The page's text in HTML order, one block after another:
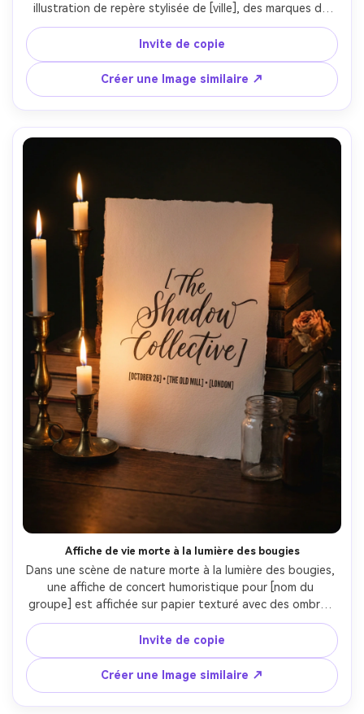
illustration de repère stylisée de [ville], des marques de
timbre vintage, des lettres serifs modernes, incluant
[DATE] et [lieu], un classement de couleur chaud décoloré
par le soleil, bordure et marge prêtes à imprimer,
photographiée comme une affiche de style carte postale
dans un cadre, lumière du jour douce, Fujifilm X100V, 23
mm, composition propre, mise au point nette, haute
résolution-AR 4:5
Invite de copie
Créer une Image similaire ↗
Affiche de vie morte à la lumière des bougies
Dans une scène de nature morte à la lumière des bougies,
une affiche de concert humoristique pour [nom du
groupe] est affichée sur papier texturé avec des ombres
profondes, élégant en-tête typographique écrit à la
main, détails en petites majuscules pour [DATE], [lieu],
[ville], vignette subtile, ambiance d'impression premium,
photographiée avec un clignotement de bougie chaud et
lumière de jante, Canon EOS R6, 85mm, profondeur peu
profonde, type lisible nette, haute résolution-AR 4:5
Invite de copie
Créer une Image similaire ↗